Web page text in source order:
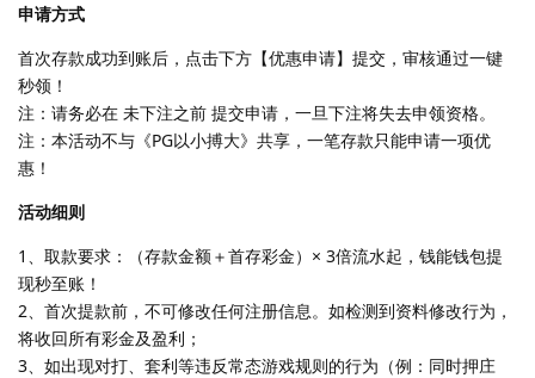
申请方式
首次存款成功到账后，点击下方【优惠申请】提交，审核通过一键
秒领！
注：请务必在 未下注之前 提交申请，一旦下注将失去申领资格。
注：本活动不与《PG以小搏大》共享，一笔存款只能申请一项优
惠！
活动细则
1、取款要求：（存款金额＋首存彩金）× 3倍流水起，钱能钱包提
现秒至账！
2、首次提款前，不可修改任何注册信息。如检测到资料修改行为，
将收回所有彩金及盈利；
3、如出现对打、套利等违反常态游戏规则的行为（例：同时押庄